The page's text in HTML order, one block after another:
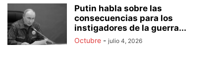
Putin habla sobre las
consecuencias para los
instigadores de la guerra...
Octubre - julio 4, 2026